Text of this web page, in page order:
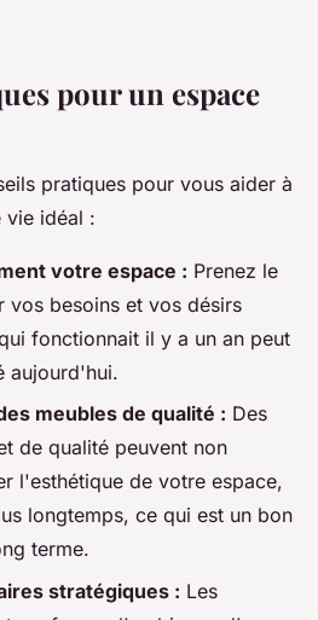
pour un espace
pratiques pour vous aider à
vie idéal :
votre espace : Prenez le
vos besoins et vos désirs
fonctionnait il y a un an peut
aujourd'hui.
meubles de qualité : Des
de qualité peuvent non
l'esthétique de votre espace,
longtemps, ce qui est un bon
terme.
stratégiques : Les